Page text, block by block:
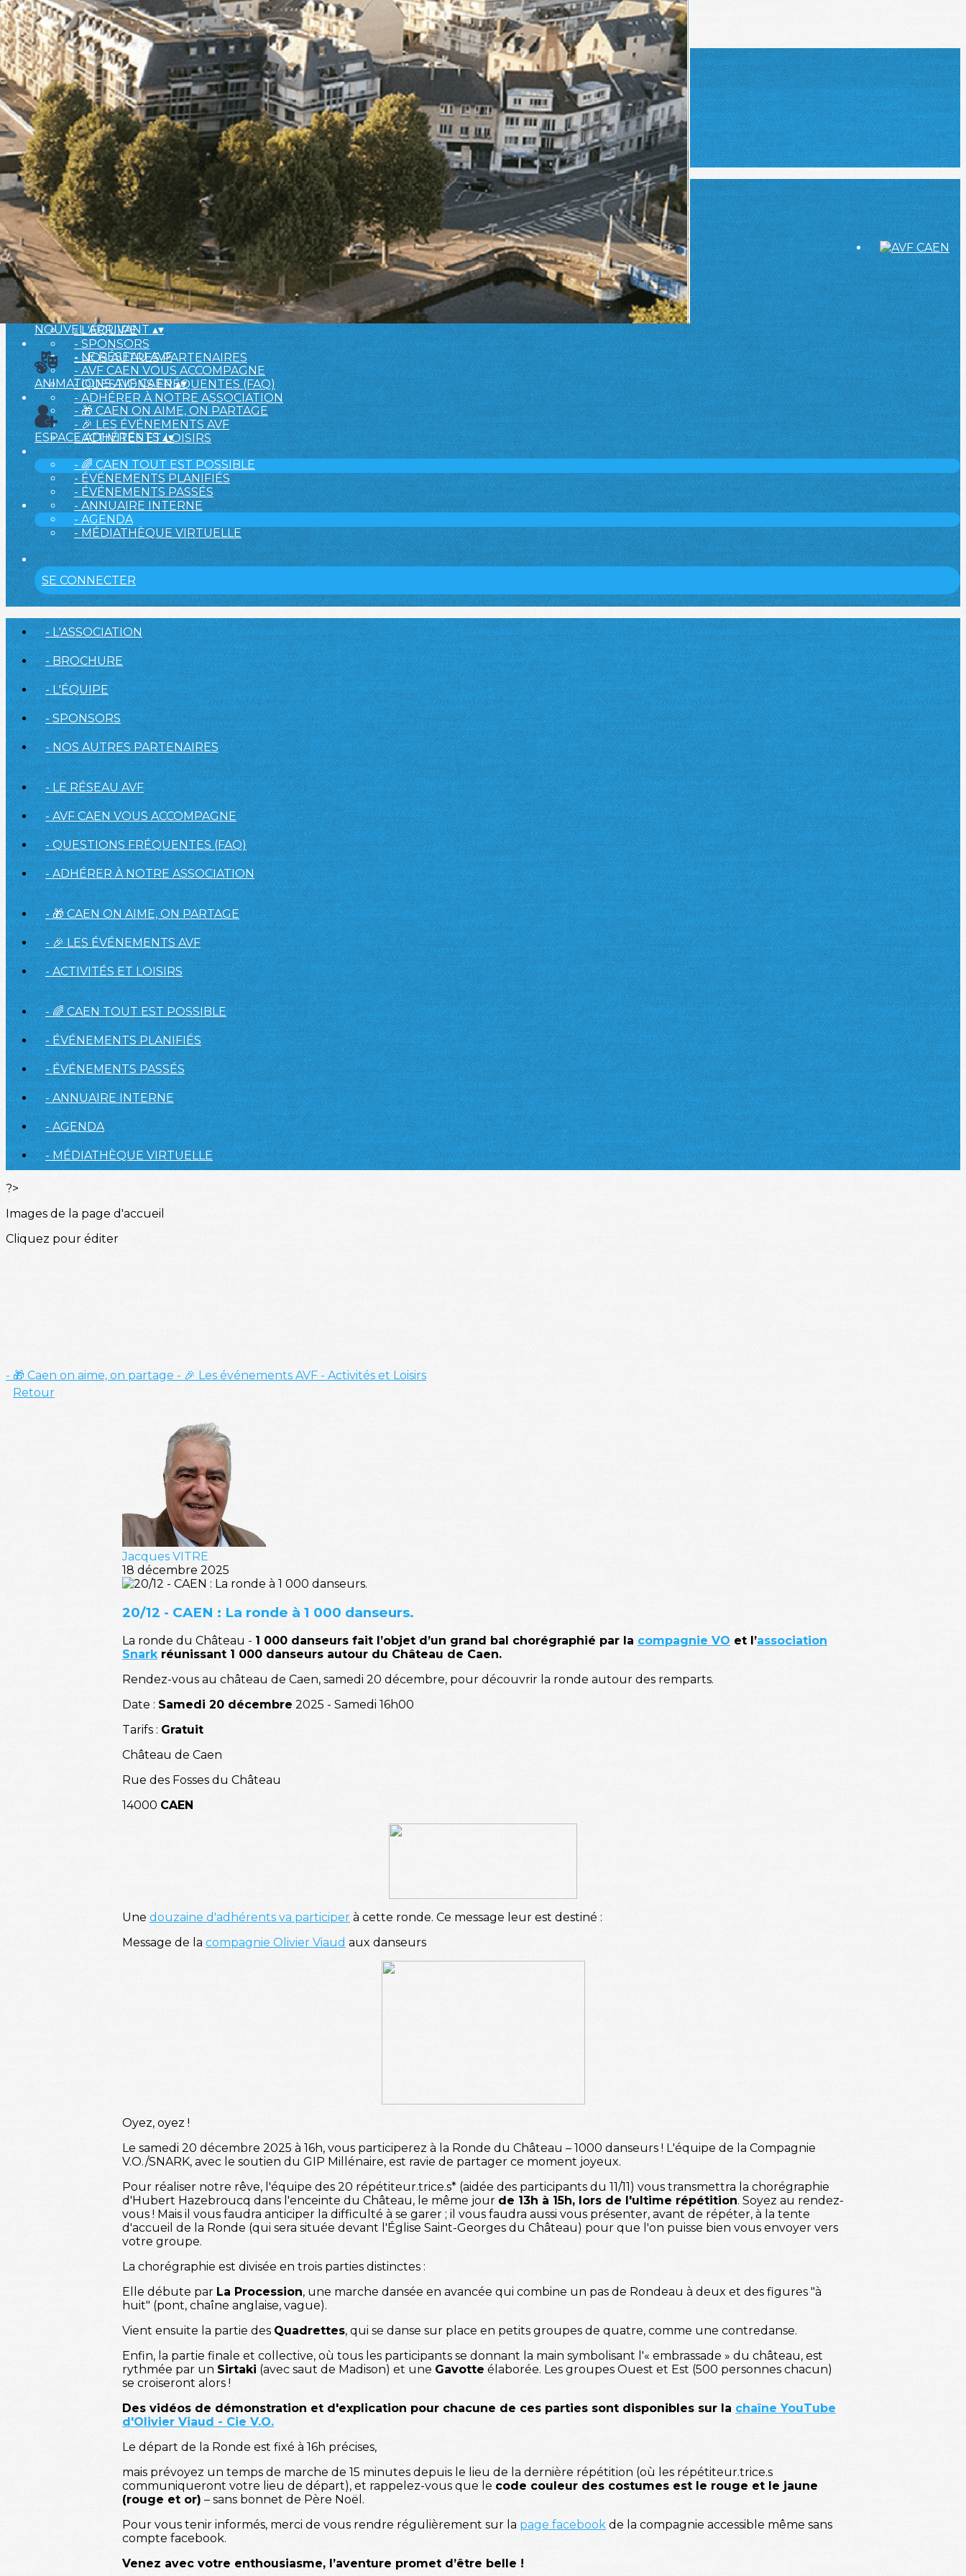
Exporter les lignes sélectionnées
Exporter toutes les colonnes
Exporter uniquement les colonnes affichées
Menu
<
>
- 🎁 Caen on aime, on partage
- 🎉 Les événements AVF
- Activités et Loisirs
Ajoutez un logo, un bouton, des réseaux sociaux
Cliquez pour éditer
L'ASSOCIATION▴▾
- L'ASSOCIATION
- BROCHURE
- L'ÉQUIPE
- SPONSORS
- NOS AUTRES PARTENAIRES
NOUVEL ARRIVANT▴▾
- LE RÉSEAU AVF
- AVF CAEN VOUS ACCOMPAGNE
- QUESTIONS FRÉQUENTES (FAQ)
- ADHÉRER À NOTRE ASSOCIATION
ANIMATIONS AVF CAEN▴▾
- 🎁 CAEN ON AIME, ON PARTAGE
- 🎉 LES ÉVÉNEMENTS AVF
- ACTIVITÉS ET LOISIRS
ESPACE ADHÉRENTS▴▾
- 🌈 CAEN TOUT EST POSSIBLE
- ÉVÉNEMENTS PLANIFIÉS
- ÉVÉNEMENTS PASSÉS
- ANNUAIRE INTERNE
- AGENDA
- MÉDIATHÈQUE VIRTUELLE
SE CONNECTER
- L'ASSOCIATION
- BROCHURE
- L'ÉQUIPE
- SPONSORS
- NOS AUTRES PARTENAIRES
- LE RÉSEAU AVF
- AVF CAEN VOUS ACCOMPAGNE
- QUESTIONS FRÉQUENTES (FAQ)
- ADHÉRER À NOTRE ASSOCIATION
- 🎁 CAEN ON AIME, ON PARTAGE
- 🎉 LES ÉVÉNEMENTS AVF
- ACTIVITÉS ET LOISIRS
- 🌈 CAEN TOUT EST POSSIBLE
- ÉVÉNEMENTS PLANIFIÉS
- ÉVÉNEMENTS PASSÉS
- ANNUAIRE INTERNE
- AGENDA
- MÉDIATHÈQUE VIRTUELLE
?>
Images de la page d'accueil
Cliquez pour éditer
- 🎁 Caen on aime, on partage - 🎉 Les événements AVF - Activités et Loisirs
Retour
Jacques VITRE
18 décembre 2025
20/12 - CAEN : La ronde à 1 000 danseurs.
La ronde du Château - 1 000 danseurs fait l’objet d’un grand bal chorégraphié par la compagnie VO et l’association
Snarkréunissant 1 000 danseurs autour du Château de Caen.
Rendez-vous au château de Caen, samedi 20 décembre, pour découvrir la ronde autour des remparts.
Date : Samedi 20 décembre 2025 - Samedi 16h00
Tarifs : Gratuit
Château de Caen
Rue des Fosses du Château
14000 CAEN
Une douzaine d'adhérents va participer à cette ronde. Ce message leur est destiné :
Message de la compagnie Olivier Viaud aux danseurs
Oyez, oyez !
Le samedi 20 décembre 2025 à 16h, vous participerez à la Ronde du Château – 1000 danseurs ! L'équipe de la Compagnie
V.O./SNARK, avec le soutien du GIP Millénaire, est ravie de partager ce moment joyeux.
Pour réaliser notre rêve, l'équipe des 20 répétiteur.trice.s* (aidée des participants du 11/11) vous transmettra la chorégraphie
d'Hubert Hazebroucq dans l'enceinte du Château, le même jour de 13h à 15h, lors de l'ultime répétition. Soyez au rendez-
vous ! Mais il vous faudra anticiper la difficulté à se garer ; il vous faudra aussi vous présenter, avant de répéter, à la tente
d'accueil de la Ronde (qui sera située devant l'Église Saint-Georges du Château) pour que l'on puisse bien vous envoyer vers
votre groupe.
La chorégraphie est divisée en trois parties distinctes :
Elle débute par La Procession, une marche dansée en avancée qui combine un pas de Rondeau à deux et des figures "à
huit" (pont, chaîne anglaise, vague).
Vient ensuite la partie des Quadrettes, qui se danse sur place en petits groupes de quatre, comme une contredanse.
Enfin, la partie finale et collective, où tous les participants se donnant la main symbolisant l'« embrassade » du château, est
rythmée par un Sirtaki (avec saut de Madison) et une Gavotte élaborée. Les groupes Ouest et Est (500 personnes chacun)
se croiseront alors !
Des vidéos de démonstration et d'explication pour chacune de ces parties sont disponibles sur la chaîne YouTube
d'Olivier Viaud - Cie V.O.
Le départ de la Ronde est fixé à 16h précises,
mais prévoyez un temps de marche de 15 minutes depuis le lieu de la dernière répétition (où les répétiteur.trice.s
communiqueront votre lieu de départ), et rappelez-vous que le code couleur des costumes est le rouge et le jaune
(rouge et or) – sans bonnet de Père Noël.
Pour vous tenir informés, merci de vous rendre régulièrement sur la page facebook de la compagnie accessible même sans
compte facebook.
Venez avec votre enthousiasme, l’aventure promet d’être belle !